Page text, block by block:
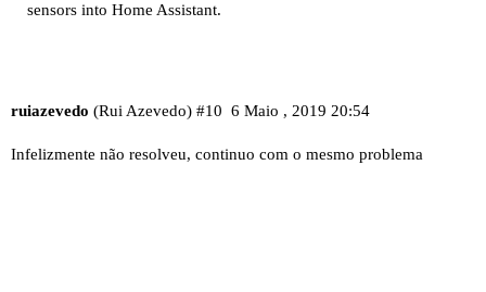
sensors into Home Assistant.
ruiazevedo (Rui Azevedo) 6 Maio , 2019 20:54
#10
Infelizmente não resolveu, continuo com o mesmo problema